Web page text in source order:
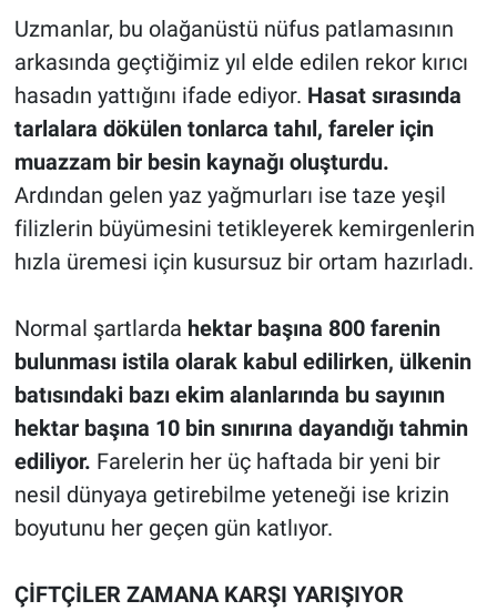
Uzmanlar, bu olağanüstü nüfus patlamasının
arkasında geçtiğimiz yıl elde edilen rekor kırıcı
hasadın yattığını ifade ediyor. Hasat sırasında
tarlalara dökülen tonlarca tahıl, fareler için
muazzam bir besin kaynağı oluşturdu.
Ardından gelen yaz yağmurları ise taze yeşil
filizlerin büyümesini tetikleyerek kemirgenlerin
hızla üremesi için kusursuz bir ortam hazırladı.
Normal şartlarda hektar başına 800 farenin
bulunması istila olarak kabul edilirken, ülkenin
batısındaki bazı ekim alanlarında bu sayının
hektar başına 10 bin sınırına dayandığı tahmin
ediliyor. Farelerin her üç haftada bir yeni bir
nesil dünyaya getirebilme yeteneği ise krizin
boyutunu her geçen gün katlıyor.
ÇİFTÇİLER ZAMANA KARŞI YARIŞIYOR